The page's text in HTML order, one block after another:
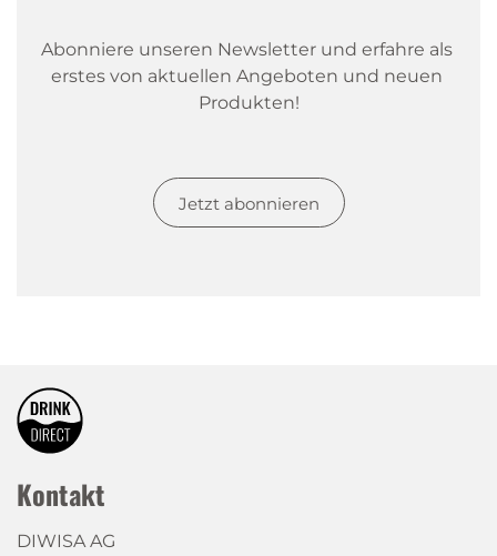
Abonniere unseren Newsletter und erfahre als
erstes von aktuellen Angeboten und neuen
Produkten!
Jetzt abonnieren
Kontakt
DIWISA AG